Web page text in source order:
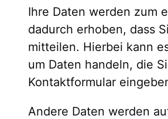
Ihre Daten werden zum
dadurch erhoben, dass
mitteilen. Hierbei kann
um Daten handeln, die
Kontaktformular
Andere Daten werden